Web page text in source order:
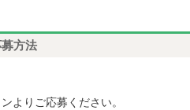
募方法
よりご応募ください。